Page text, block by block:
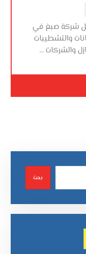
شركة صبغ في
والتشطيبات
والشركات ...
بحث